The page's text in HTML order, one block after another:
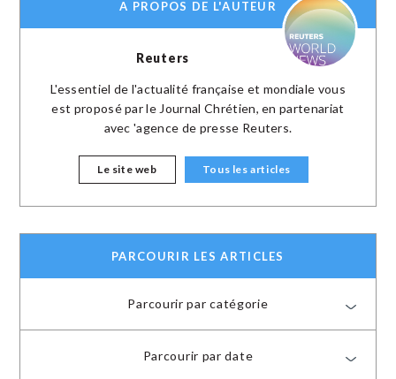
A PROPOS DE L'AUTEUR
Reuters
L'essentiel de l'actualité française et mondiale vous
est proposé par le Journal Chrétien, en partenariat
avec 'agence de presse Reuters.
Le site web Tous les articles
PARCOURIR LES ARTICLES
Parcourir par catégorie
Parcourir par date